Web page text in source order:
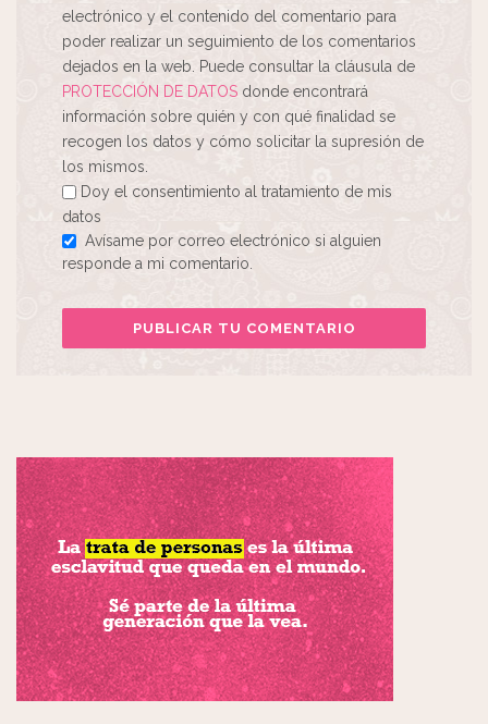
electrónico y el contenido del comentario para
poder realizar un seguimiento de los comentarios
dejados en la web. Puede consultar la cláusula de
PROTECCIÓN DE DATOS donde encontrará
información sobre quién y con qué finalidad se
recogen los datos y cómo solicitar la supresión de
los mismos.
Doy el consentimiento al tratamiento de mis
datos
Avísame por correo electrónico si alguien
responde a mi comentario.